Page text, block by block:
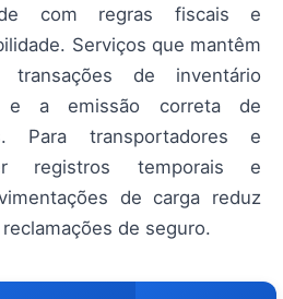
com regras fiscais e
Serviços que mantêm
de inventário
e a emissão correta de
Para transportadores e
registros temporais e
de carga reduz
de seguro.